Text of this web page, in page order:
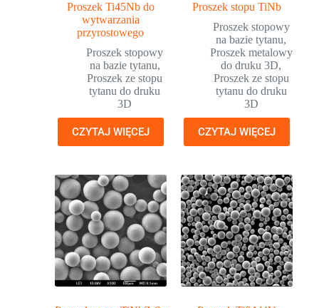
Proszek Ti45Nb do
wytwarzania
przyrostowego
Proszek stopowy
na bazie tytanu,
Proszek ze stopu
tytanu do druku
3D
CZYTAJ WIĘCEJ
Proszek stopu TiNb
Proszek stopowy
na bazie tytanu,
Proszek metalowy
do druku 3D,
Proszek ze stopu
tytanu do druku
3D
CZYTAJ WIĘCEJ